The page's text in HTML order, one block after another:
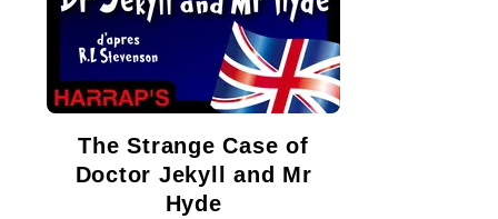
The Strange Case of
Doctor Jekyll and Mr
Hyde